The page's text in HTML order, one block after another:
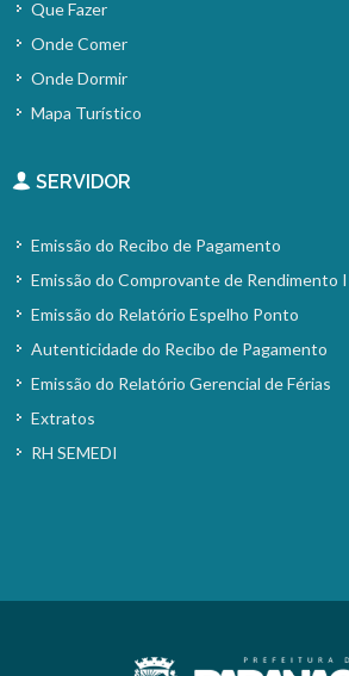
Que Fazer
Onde Comer
Onde Dormir
Mapa Turístico
SERVIDOR
Emissão do Recibo de Pagamento
Emissão do Comprovante de Rendimento
Emissão do Relatório Espelho Ponto
Autenticidade do Recibo de Pagamento
Emissão do Relatório Gerencial de Férias
Extratos
RH SEMEDI